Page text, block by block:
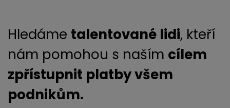
Hledáme talentované lidi, kteří
nám pomohou s naším cílem
zpřístupnit platby všem
podnikům.